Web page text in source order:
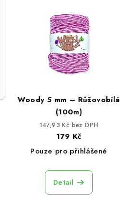
o
p
Woody 5 mm – Růžovobílá
(100m)
147,93 Kč bez DPH
179 Kč
Pouze pro přihlášené
Detail